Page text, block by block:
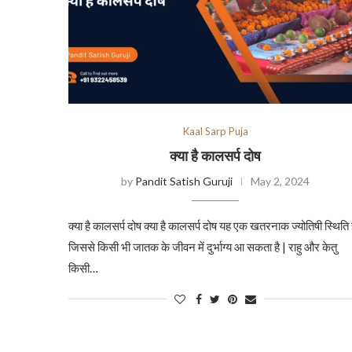
Kaal Sarp Puja
क्या है कालसर्प दोष
by Pandit Satish Guruji May 2, 2024
क्या है कालसर्प दोष क्या है कालसर्प दोष यह एक खतरनाक ज्योतिषी स्थिति
जिससे किसी भी जातक के जीवन में दुर्भाग्य आ सकता है | राहु और केतु
किसी…